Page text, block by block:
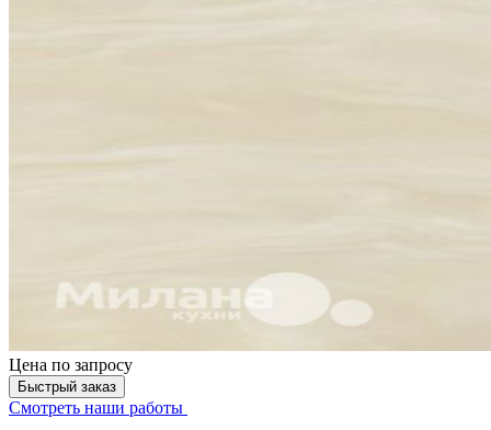
Цена по запросу
Быстрый заказ
Смотреть наши работы